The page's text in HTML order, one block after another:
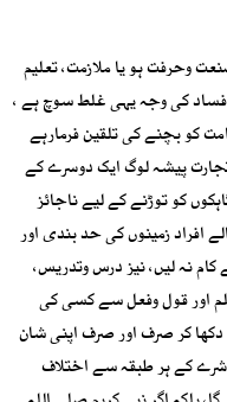
وحرفت ہو یا ملازمت، تعلیم
فساد کی وجہ یہی غلط سوچ ہے ،
کو بچنے کی تلقین فرمارہے
پیشہ لوگ ایک دوسرے کے
کو توڑنے کے لیے ناجائز
افراد زمینوں کی حد بندی اور
نہ لیں، نیز درس وتدریس،
اور قول وفعل سے کسی کی
دکھا کر صرف اور صرف اپنی شان
کے ہر طبقہ سے اختلاف